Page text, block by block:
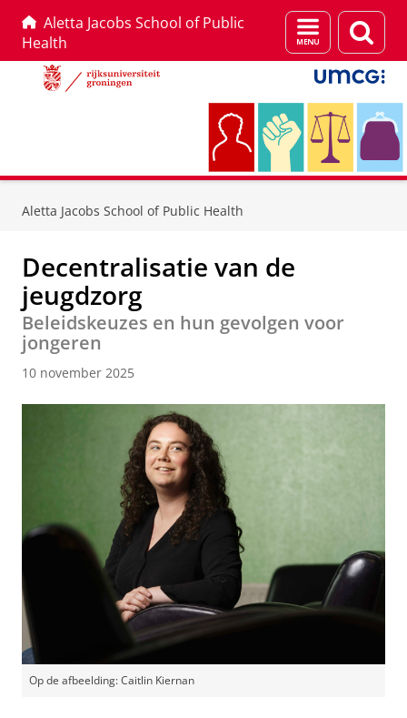
Aletta Jacobs School of Public
Health
Menu
en
zoeken
Aletta Jacobs School of Public Health
Decentralisatie van de
jeugdzorg
Beleidskeuzes en hun gevolgen voor
jongeren
10 november 2025
Op de afbeelding: Caitlin Kiernan